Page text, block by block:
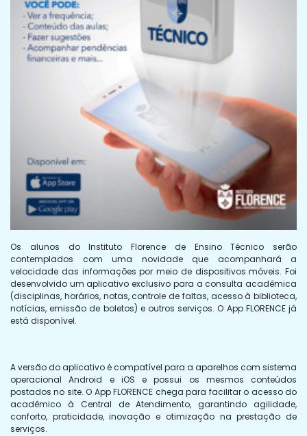
Os alunos do Instituto Florence de Ensino Técnico serão
contemplados com uma novidade que acompanhará a
velocidade das informações por meio de dispositivos móveis. Foi
desenvolvido um aplicativo exclusivo para a consulta acadêmica
(disciplinas, horários, notas, controle de faltas, acesso à biblioteca,
notícias, emissão de boletos) e outros serviços. O App FLORENCE já
está disponível.
A versão do aplicativo é compatível para a aparelhos com sistema
operacional Android e iOS e possui os mesmos conteúdos
postados no site. O App FLORENCE chega para facilitar o acesso do
acadêmico à Central de Atendimento, garantindo agilidade,
conforto, praticidade, inovação e otimização na prestação de
serviços.